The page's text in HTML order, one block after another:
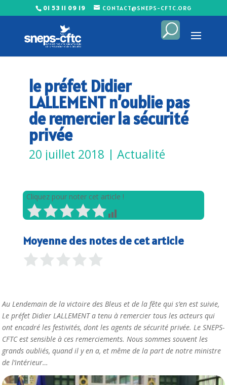
01 53 11 09 19 CONTACT@SNEPS-CFTC.ORG
le préfet Didier
LALLEMENT n’oublie pas
de remercier la sécurité
privée
20 juillet 2018 | Actualité
Cliquez pour noter cet article !
Moyenne des notes de cet article
Au Lendemain de la victoire des Bleus et de la fête qui s’en est suivie,
Le préfet Didier LALLEMENT a tenu à remercier tous les acteurs qui
ont encadré les festivités, dont les agents de sécurité privée. Le SNEPS-
CFTC est sensible à ces remerciements. Nous sommes souvent les
grands oubliés, quand il y en a, et même de la part de notre ministre
de l’intérieur…